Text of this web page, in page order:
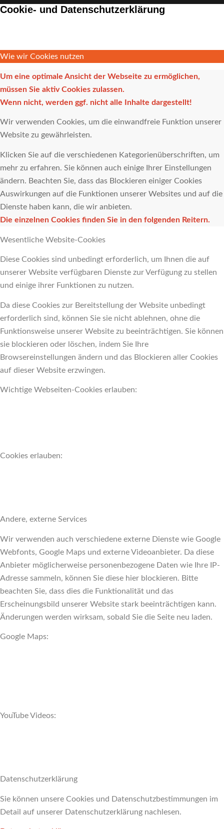
Cookie- und Datenschutzerklärung
Wie wir Cookies nutzen
Um eine optimale Ansicht der Webseite zu ermöglichen,
müssen Sie aktiv Cookies zulassen.
Wenn nicht, werden ggf. nicht alle Inhalte dargestellt!
Wir verwenden Cookies, um die einwandfreie Funktion unserer
Website zu gewährleisten.
Klicken Sie auf die verschiedenen Kategorienüberschriften, um
mehr zu erfahren. Sie können auch einige Ihrer Einstellungen
ändern. Beachten Sie, dass das Blockieren einiger Cookies
Auswirkungen auf die Funktionen unserer Websites und auf die
Dienste haben kann, die wir anbieten.
Die einzelnen Cookies finden Sie in den folgenden Reitern.
Wesentliche Website-Cookies
Diese Cookies sind unbedingt erforderlich, um Ihnen die auf
unserer Website verfügbaren Dienste zur Verfügung zu stellen
und einige ihrer Funktionen zu nutzen.
Da diese Cookies zur Bereitstellung der Website unbedingt
erforderlich sind, können Sie sie nicht ablehnen, ohne die
Funktionsweise unserer Website zu beeinträchtigen. Sie können
sie blockieren oder löschen, indem Sie Ihre
Browsereinstellungen ändern und das Blockieren aller Cookies
auf dieser Website erzwingen.
Wichtige Webseiten-Cookies erlauben:
Cookies erlauben:
Andere, externe Services
Wir verwenden auch verschiedene externe Dienste wie Google
Webfonts, Google Maps und externe Videoanbieter. Da diese
Anbieter möglicherweise personenbezogene Daten wie Ihre IP-
Adresse sammeln, können Sie diese hier blockieren. Bitte
beachten Sie, dass dies die Funktionalität und das
Erscheinungsbild unserer Website stark beeinträchtigen kann.
Änderungen werden wirksam, sobald Sie die Seite neu laden.
Google Maps:
YouTube Videos:
Datenschutzerklärung
Sie können unsere Cookies und Datenschutzbestimmungen im
Detail auf unserer Datenschutzerklärung nachlesen.